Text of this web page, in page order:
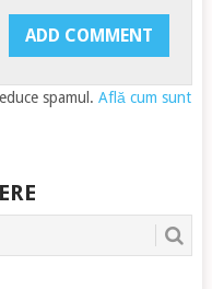
spamul. Află cum sunt